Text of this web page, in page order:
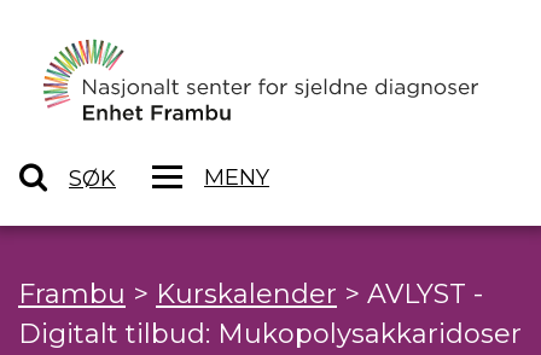
SØK MENY
Frambu > Kurskalender > AVLYST -
Digitalt tilbud: Mukopolysakkaridoser